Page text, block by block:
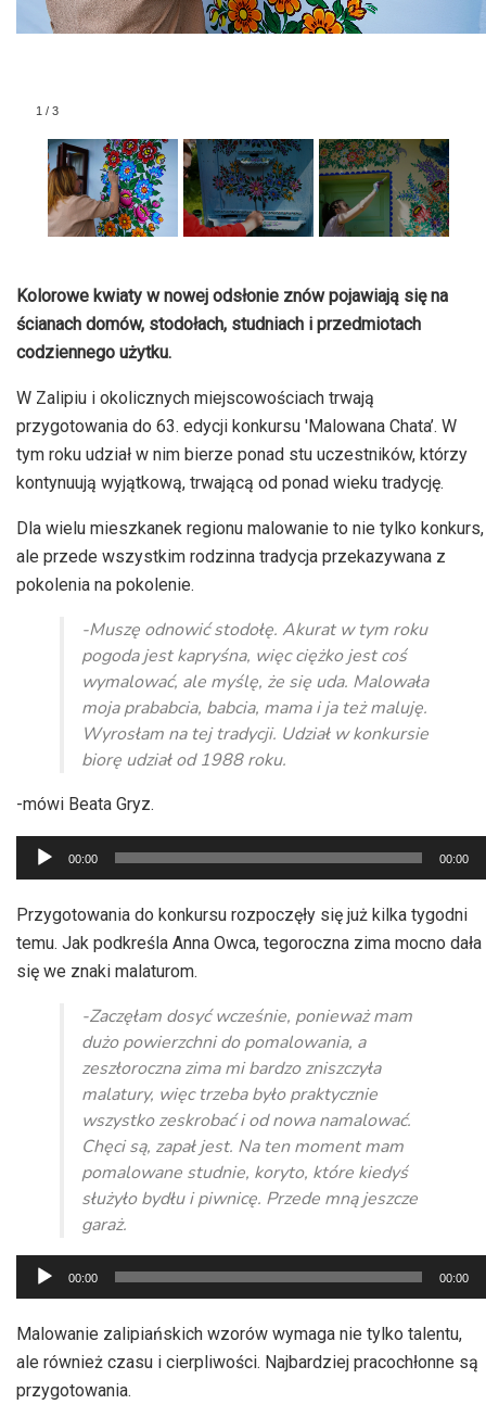
1 / 3
Kolorowe kwiaty w nowej odsłonie znów pojawiają się na
ścianach domów, stodołach, studniach i przedmiotach
codziennego użytku.
W Zalipiu i okolicznych miejscowościach trwają
przygotowania do 63. edycji konkursu 'Malowana Chata’. W
tym roku udział w nim bierze ponad stu uczestników, którzy
kontynuują wyjątkową, trwającą od ponad wieku tradycję.
Dla wielu mieszkanek regionu malowanie to nie tylko konkurs,
ale przede wszystkim rodzinna tradycja przekazywana z
pokolenia na pokolenie.
-Muszę odnowić stodołę. Akurat w tym roku
pogoda jest kapryśna, więc ciężko jest coś
wymalować, ale myślę, że się uda. Malowała
moja prababcia, babcia, mama i ja też maluję.
Wyrosłam na tej tradycji. Udział w konkursie
biorę udział od 1988 roku.
-mówi Beata Gryz.
Odtwarzacz
plików
dźwiękowych
00:00 00:00
Przygotowania do konkursu rozpoczęły się już kilka tygodni
temu. Jak podkreśla Anna Owca, tegoroczna zima mocno dała
się we znaki malaturom.
-Zaczęłam dosyć wcześnie, ponieważ mam
dużo powierzchni do pomalowania, a
zeszłoroczna zima mi bardzo zniszczyła
malatury, więc trzeba było praktycznie
wszystko zeskrobać i od nowa namalować.
Chęci są, zapał jest. Na ten moment mam
pomalowane studnie, koryto, które kiedyś
służyło bydłu i piwnicę. Przede mną jeszcze
garaż.
Odtwarzacz
plików
dźwiękowych
00:00 00:00
Malowanie zalipiańskich wzorów wymaga nie tylko talentu,
ale również czasu i cierpliwości. Najbardziej pracochłonne są
przygotowania.